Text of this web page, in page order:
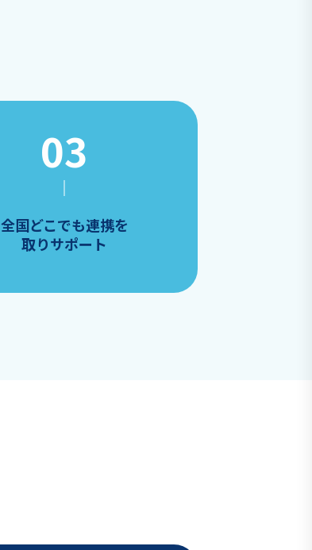
全国どこでも連携を
取りサポート